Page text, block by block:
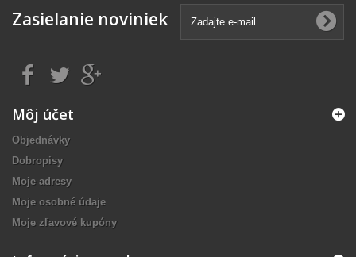
Zasielanie noviniek
Môj účet
Objednávky
Dobropisy
Moje adresy
Moje osobné údaje
Moje zľavové kupóny